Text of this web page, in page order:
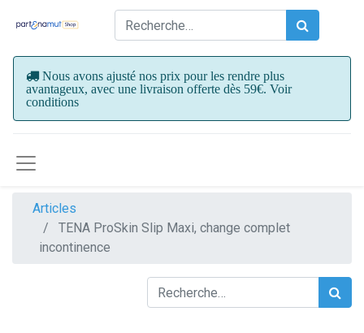
Nous avons ajusté nos prix pour les rendre plus
avantageux, avec une livraison offerte dès 59€. Voir
conditions
Articles
TENA ProSkin Slip Maxi, change complet
incontinence